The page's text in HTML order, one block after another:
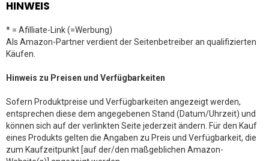
HINWEIS
* = Afilliate-Link (=Werbung)
Als Amazon-Partner verdient der Seitenbetreiber an qualifizierten
Käufen.
Hinweis zu Preisen und Verfügbarkeiten
Sofern Produktpreise und Verfügbarkeiten angezeigt werden,
entsprechen diese dem angegebenen Stand (Datum/Uhrzeit) und
können sich auf der verlinkten Seite jederzeit ändern. Für den Kauf
eines Produkts gelten die Angaben zu Preis und Verfügbarkeit, die
zum Kaufzeitpunkt [auf der/den maßgeblichen Amazon-